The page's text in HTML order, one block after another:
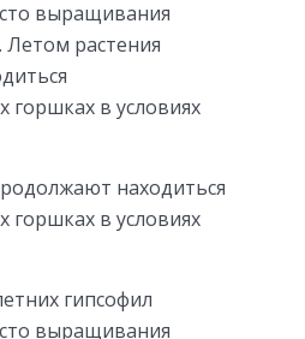
выращивания
растения
горшках в условиях
находиться
горшках в условиях
гипсофил
выращивания